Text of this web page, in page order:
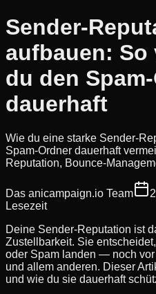
Sender-
aufbauen: So
du den
dauerhaft
Wie du eine starke Sender-
Spam-Ordner dauerhaft
Reputation, Bounce-
Das anicampaign.io Team
Lesezeit
Deine Sender-Reputation ist
Zustellbarkeit. Sie
oder Spam landen — noch
und allem anderen. Dieser
und wie du sie dauerhaft